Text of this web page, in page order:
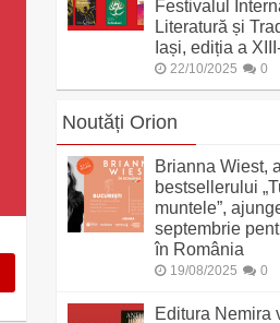
Festivalul
Literatură și
Iași, ediția a
22/10/2025 0
Noutăți Orion
Brianna Wiest,
bestsellerului
muntele”,
septembrie
în România
19/08/2025 0
Editura Nemira